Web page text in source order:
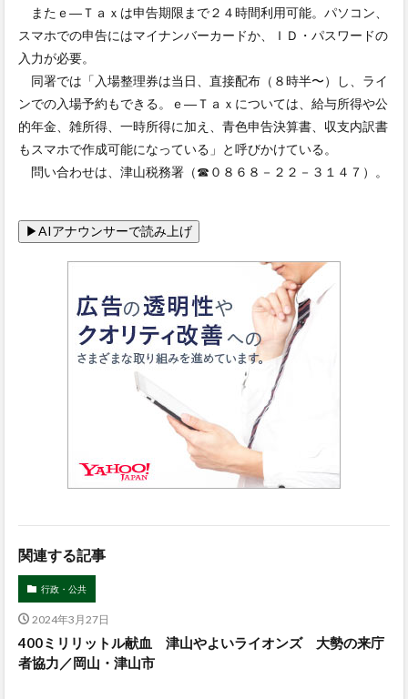
またｅ―Ｔａｘは申告期限まで２４時間利用可能。パソコン、
スマホでの申告にはマイナンバーカードか、ＩＤ・パスワードの
入力が必要。
同署では「入場整理券は当日、直接配布（８時半〜）し、ライ
ンでの入場予約もできる。ｅ―Ｔａｘについては、給与所得や公
的年金、雑所得、一時所得に加え、青色申告決算書、収支内訳書
もスマホで作成可能になっている」と呼びかけている。
問い合わせは、津山税務署（☎０８６８－２２－３１４７）。
関連する記事
行政・公共
2024年3月27日
400ミリリットル献血 津山やよいライオンズ 大勢の来庁
者協力／岡山・津山市